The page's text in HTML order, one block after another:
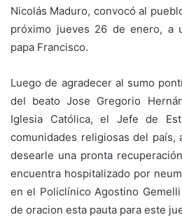
Nicolás Maduro, convocó al
próximo jueves 26 de enero, a
papa Francisco.
Luego de agradecer al sumo
del beato Jose Gregorio
Iglesia Católica, el Jefe de
comunidades religiosas del país,
desearle una pronta
encuentra hospitalizado por
en el Policlínico Agostino
de oracion esta pauta para este